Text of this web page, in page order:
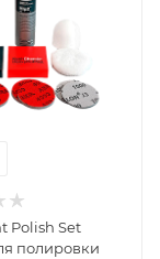
Polish Set
полировки